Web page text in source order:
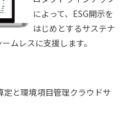
によって、ESG開示を
はじめとするサステナ
ムレスに支援します。
と環境項目管理クラウドサ